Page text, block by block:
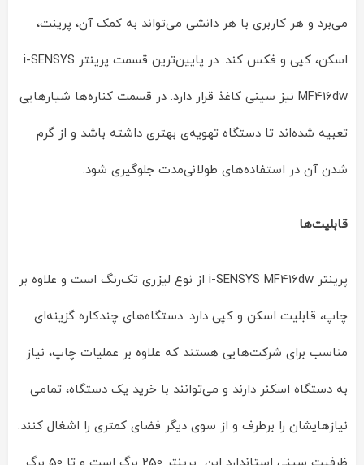
می‌برد و هر کاربری با هر دانشی می‌تواند به کمک آن، پرینت،
اسکن، کپی و فکس کند. در پایین‌ترین قسمت پرینتر i-SENSYS
MF416dw نیز سینی کاغذ قرار دارد. در قسمت کناره‌ها شیارهایی
تعبیه شده‌اند تا دستگاه تهویه‌ی بهتری داشته باشد و از گرم
شدن آن در استفاده‌های طولانی‌مدت جلوگیری شود.
قابلیت‌ها
پرینتر i-SENSYS MF416dw از نوع لیزری تک‌رنگ است و علاوه بر
چاپ، قابلیت اسکن و کپی دارد. دستگاه‌های چندکاره گزینه‌ای
مناسب برای شرکت‌هایی هستند که علاوه بر عملیات چاپ، نیاز
به دستگاه اسکنر دارند و می‌توانند با خرید یک دستگاه، تمامی
نیازهایشان را برطرف و از سوی دیگر فضای کمتری را اشغال کنند.